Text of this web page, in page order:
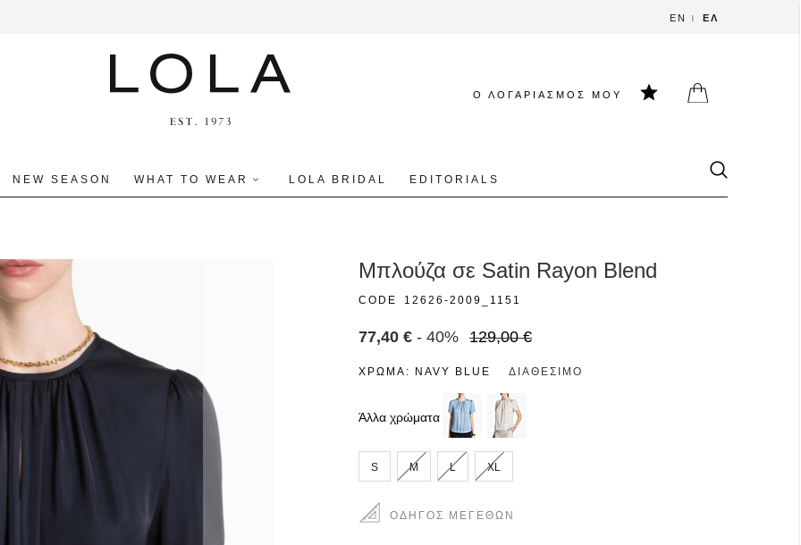
EN ΕΛ
Ο ΛΟΓΑΡΙΑΣΜΌΣ ΜΟΥ
NEW SEASON WHAT TO WEAR LOLA BRIDAL EDITORIALS
Mπλούζα σε Satin Rayon Blend
CODE 12626-2009_1151
129,00 €
- 40%
77,40 €
ΧΡΩΜΑ: NAVY BLUE ΔΙΑΘΈΣΙΜΟ
Άλλα χρώματα
S M L XL
ΟΔΗΓΌΣ ΜΕΓΕΘΏΝ